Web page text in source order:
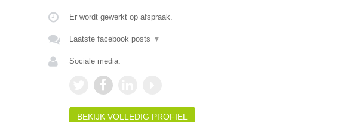
Er wordt gewerkt op afspraak.
Laatste facebook posts ▼
Sociale media:
BEKIJK VOLLEDIG PROFIEL